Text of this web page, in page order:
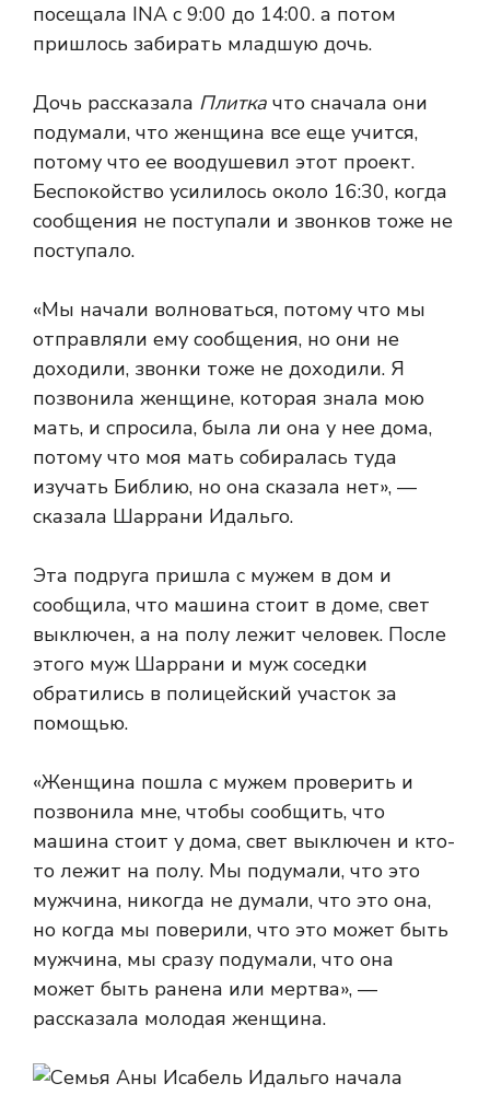
посещала INA с 9:00 до 14:00. а потом
пришлось забирать младшую дочь.
Дочь рассказала Плитка что сначала они
подумали, что женщина все еще учится,
потому что ее воодушевил этот проект.
Беспокойство усилилось около 16:30, когда
сообщения не поступали и звонков тоже не
поступало.
«Мы начали волноваться, потому что мы
отправляли ему сообщения, но они не
доходили, звонки тоже не доходили. Я
позвонила женщине, которая знала мою
мать, и спросила, была ли она у нее дома,
потому что моя мать собиралась туда
изучать Библию, но она сказала нет», —
сказала Шаррани Идальго.
Эта подруга пришла с мужем в дом и
сообщила, что машина стоит в доме, свет
выключен, а на полу лежит человек. После
этого муж Шаррани и муж соседки
обратились в полицейский участок за
помощью.
«Женщина пошла с мужем проверить и
позвонила мне, чтобы сообщить, что
машина стоит у дома, свет выключен и кто-
то лежит на полу. Мы подумали, что это
мужчина, никогда не думали, что это она,
но когда мы поверили, что это может быть
мужчина, мы сразу подумали, что она
может быть ранена или мертва», —
рассказала молодая женщина.